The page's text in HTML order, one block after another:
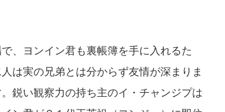
、ヨンイン君も裏帳簿を手に入れるた
は実の兄弟とは分からず友情が深まりま
鋭い観察力の持ち主のイ・チャンジプは